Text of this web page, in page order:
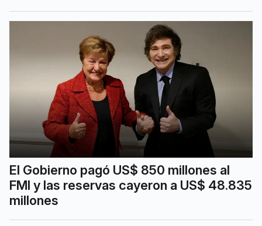
El Gobierno pagó US$ 850 millones al
FMI y las reservas cayeron a US$ 48.835
millones